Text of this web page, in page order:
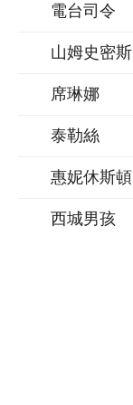
電台司令
山姆史密斯
席琳娜
泰勒絲
惠妮休斯頓
西城男孩